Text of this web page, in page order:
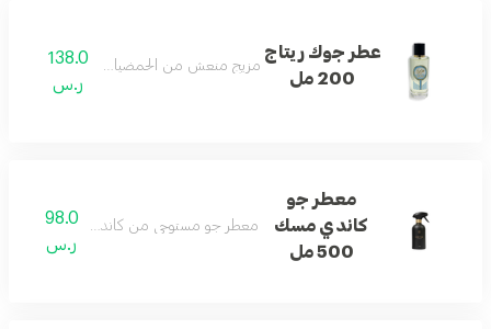
عطر جوك ريتاج
200 مل
مزيج منعش من الحمضيات والزهور والمسك.
138.0
ر.س
معطر جو
كاندي مسك
500 مل
معطر جو مستوحى من كاندي مسك بنفحات
98.0
ر.س